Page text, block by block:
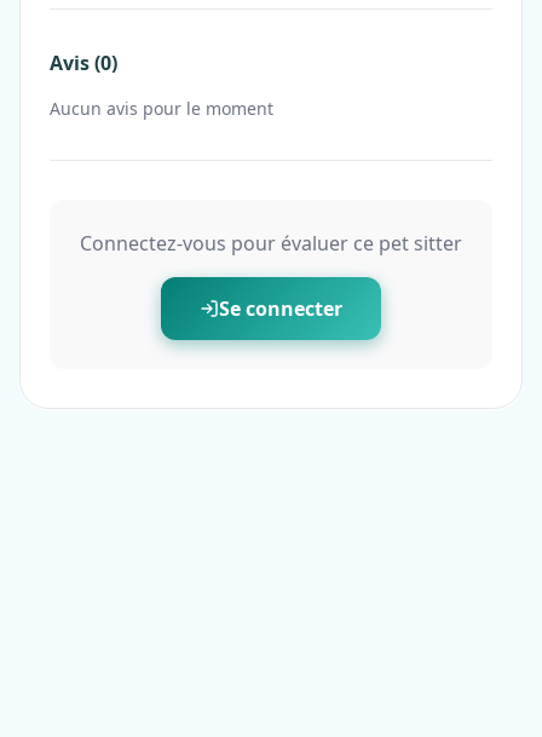
Avis (0)
Aucun avis pour le moment
Connectez-vous pour évaluer ce pet sitter
Se connecter